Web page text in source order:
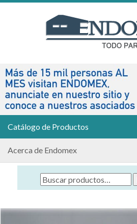
Catálogo de Productos
Acerca de Endomex